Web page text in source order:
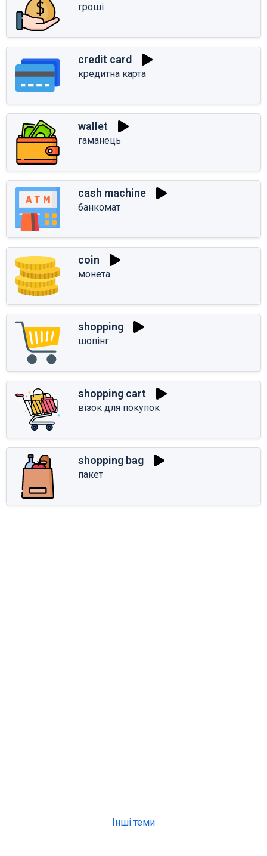
гроші
credit card
кредитна карта
wallet
гаманець
cash machine
банкомат
coin
монета
shopping
шопінг
shopping cart
візок для покупок
shopping bag
пакет
Інші теми